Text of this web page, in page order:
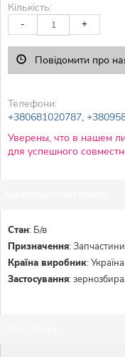
Кількість:
- +
Повідомити про
Телефони:
+380681020787,
Уверены, что в нашем
для успешного
Стан: Б/в
Призначення:
Країна виробник:Україна
Застосування: